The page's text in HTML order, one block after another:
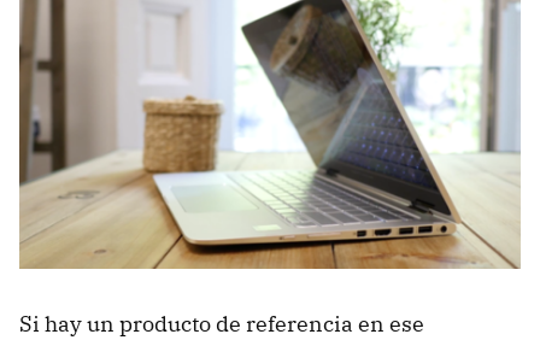
Si hay un producto de referencia en ese